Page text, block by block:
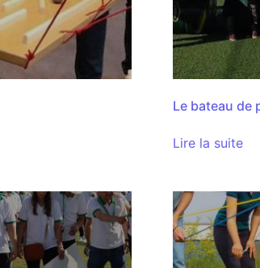
Le bateau de
Lire la suite